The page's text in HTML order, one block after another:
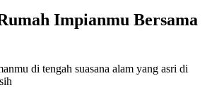
Impianmu Bersama
di tengah suasana alam yang asri di